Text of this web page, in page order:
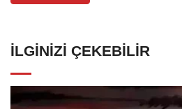
İLGINIZI ÇEKEBILIR